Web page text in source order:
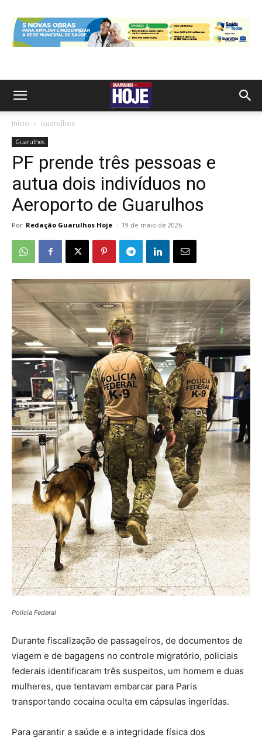
Início Guarulhos
Guarulhos
PF prende três pessoas e
autua dois indivíduos no
Aeroporto de Guarulhos
Por Redação Guarulhos Hoje - 19 de maio de 2026
Polícia Federal
Durante fiscalização de passageiros, de documentos de
viagem e de bagagens no controle migratório, policiais
federais identificaram três suspeitos, um homem e duas
mulheres, que tentavam embarcar para Paris
transportando cocaína oculta em cápsulas ingeridas.
Para garantir a saúde e a integridade física dos